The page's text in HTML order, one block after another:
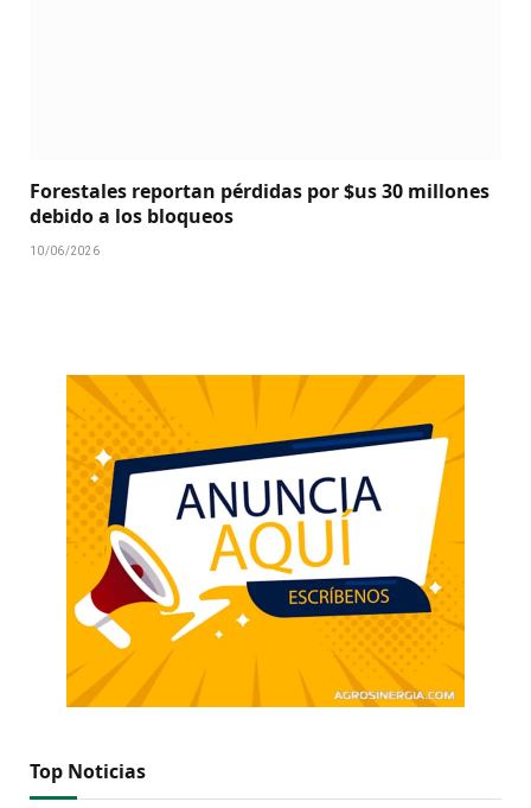
Forestales reportan pérdidas por $us 30 millones
debido a los bloqueos
10/06/2026
Top Noticias